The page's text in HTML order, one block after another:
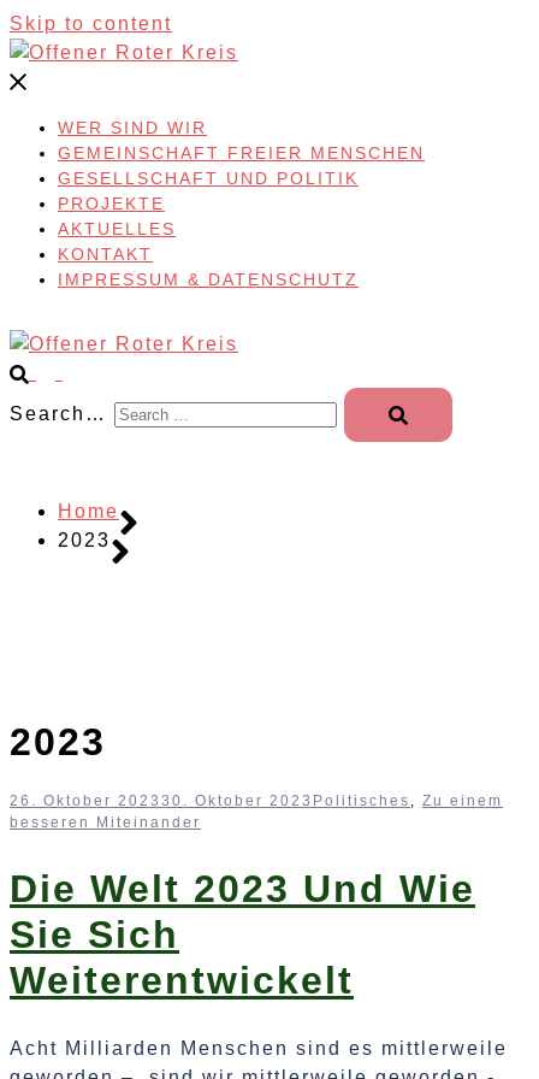
Skip to content
WER SIND WIR
GEMEINSCHAFT FREIER MENSCHEN
GESELLSCHAFT UND POLITIK
PROJEKTE
AKTUELLES
KONTAKT
IMPRESSUM & DATENSCHUTZ
Search…
Home
2023
2023
26. Oktober 2023 30. Oktober 2023 Politisches , Zu einem
besseren Miteinander
Die Welt 2023 Und Wie
Sie Sich
Weiterentwickelt
Acht Milliarden Menschen sind es mittlerweile